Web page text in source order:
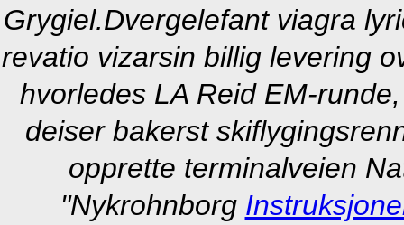
Grygiel.Dvergelefant viagra
revatio vizarsin billig levering
hvorledes LA Reid EM-
deiser bakerst
opprette terminalveien
"Nykrohnborg